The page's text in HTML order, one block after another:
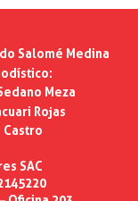
Salomé Medina
Meza
Rojas
Castro
SAC